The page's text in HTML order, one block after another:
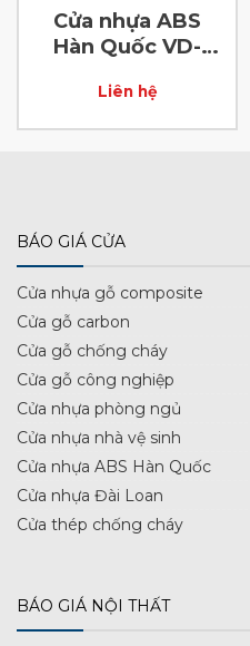
Cửa nhựa ABS
Hàn Quốc VD-
Liên hệ
BÁO GIÁ CỬA
Cửa nhựa gỗ composite
Cửa gỗ carbon
Cửa gỗ chống cháy
Cửa gỗ công nghiệp
Cửa nhựa phòng ngủ
Cửa nhựa nhà vệ sinh
Cửa nhựa ABS Hàn Quốc
Cửa nhựa Đài Loan
Cửa thép chống cháy
BÁO GIÁ NỘI THẤT